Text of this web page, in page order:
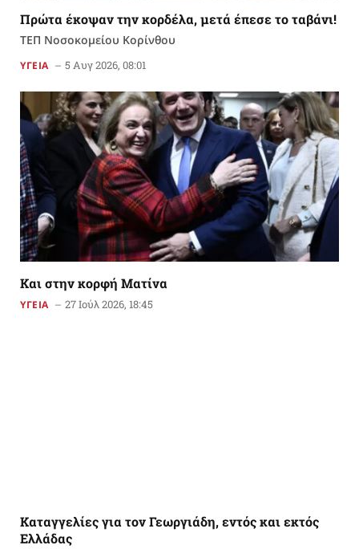
Πρώτα έκοψαν την κορδέλα, μετά έπεσε το ταβάνι!
ΤΕΠ Νοσοκομείου Κορίνθου
ΥΓΕΙΑ 5 Αυγ 2026, 08:01
Kαι στην κορφή Ματίνα
ΥΓΕΙΑ 27 Ιούλ 2026, 18:45
Καταγγελίες για τον Γεωργιάδη, εντός και εκτός
Ελλάδας